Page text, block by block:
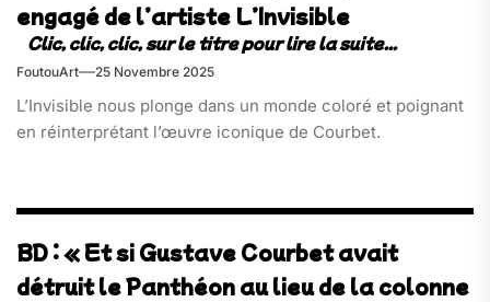
engagé de l’artiste L’Invisible
FoutouArt 25 Novembre 2025
L’Invisible nous plonge dans un monde coloré et poignant
en réinterprétant l’œuvre iconique de Courbet.
BD : « Et si Gustave Courbet avait
détruit le Panthéon au lieu de la colonne